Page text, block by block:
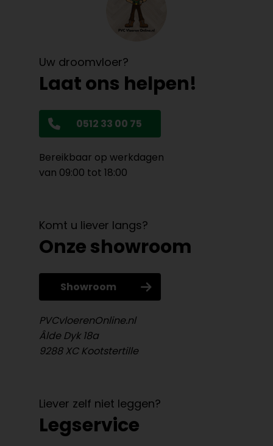
Uw droomvloer?
Laat ons helpen!
0512 33 00 75
Bereikbaar op werkdagen
van 09:00 tot 18:00
Komt u liever langs?
Onze showroom
Showroom
PVCvloerenOnline.nl
Âlde Dyk 18a
9288 XC Kootstertille
Liever zelf niet leggen?
Legservice